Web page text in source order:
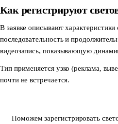
Как регистрируют
В заявке описывают характеристики
последовательность и
видеозапись, показывающую
Тип применяется узко (реклама,
почти не встречается.
Поможем зарегистрировать